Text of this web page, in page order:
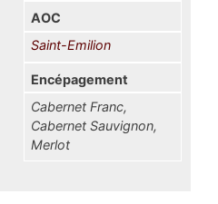
AOC
Saint-Emilion
Encépagement
Cabernet Franc,
Cabernet Sauvignon,
Merlot